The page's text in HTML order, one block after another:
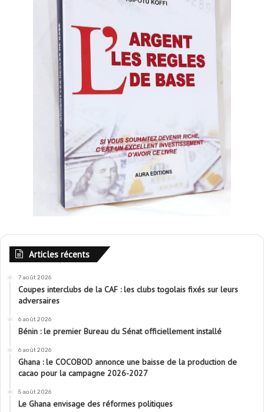
Articles récents
7 août 2026
Coupes interclubs de la CAF : les clubs togolais fixés sur leurs
adversaires
6 août 2026
Bénin : le premier Bureau du Sénat officiellement installé
6 août 2026
Ghana : le COCOBOD annonce une baisse de la production de
cacao pour la campagne 2026-2027
5 août 2026
Le Ghana envisage des réformes politiques